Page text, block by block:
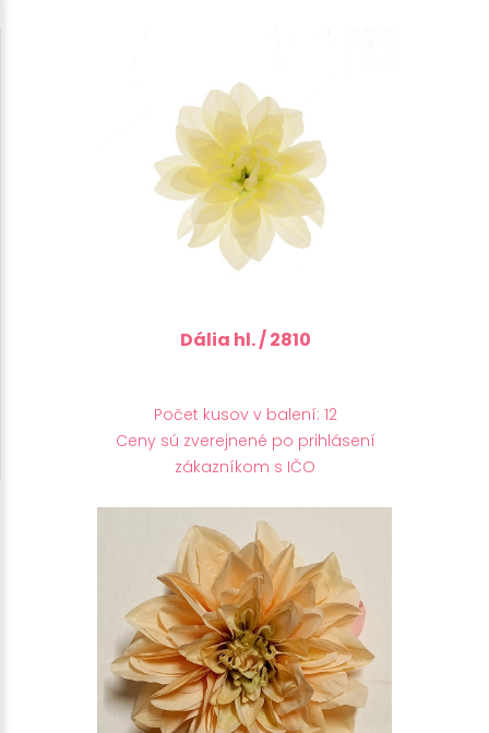
Dália hl. / 2810
Počet kusov v balení: 12
Ceny sú zverejnené po prihlásení
zákazníkom s IČO